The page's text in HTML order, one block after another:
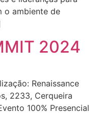
o ambiente de
2024
Renaissance
2233, Cerqueira
100% Presencial